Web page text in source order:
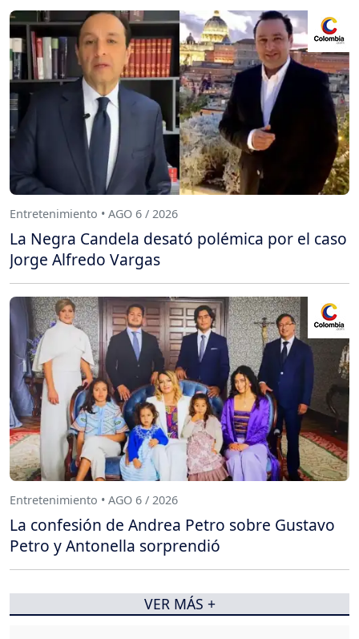
Entretenimiento • AGO 6 / 2026
La Negra Candela desató polémica por el caso
Jorge Alfredo Vargas
Entretenimiento • AGO 6 / 2026
La confesión de Andrea Petro sobre Gustavo
Petro y Antonella sorprendió
VER MÁS +